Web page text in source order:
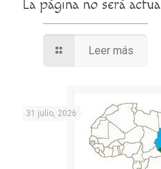
La página no será
Leer más
31 julio, 2026